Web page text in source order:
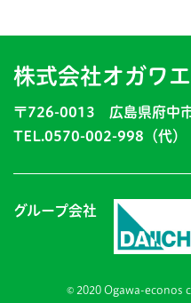
株式会社オガワ
〒726-0013 広島県府中
TEL.0570-002-998（代
グループ会社
© 2020 Ogawa-econos